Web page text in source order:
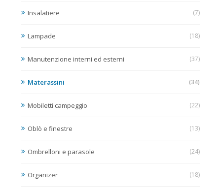
Insalatiere (7)
Lampade (18)
Manutenzione interni ed esterni (37)
Materassini (34)
Mobiletti campeggio (22)
Oblò e finestre (13)
Ombrelloni e parasole (24)
Organizer (18)